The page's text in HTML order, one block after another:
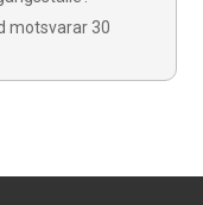
motsvarar 30